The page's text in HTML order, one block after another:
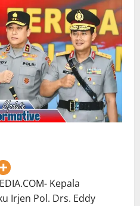
Kepala
Irjen Pol. Drs. Eddy